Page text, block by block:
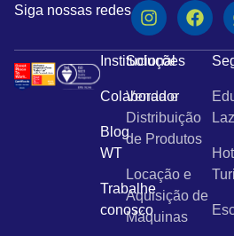
Siga nossas redes
Institucional
Colaborador
Blog
WT
Trabalhe
conosco
Soluções
Venda e
Distribuição
de Produtos
Locação e
Aquisição de
Máquinas